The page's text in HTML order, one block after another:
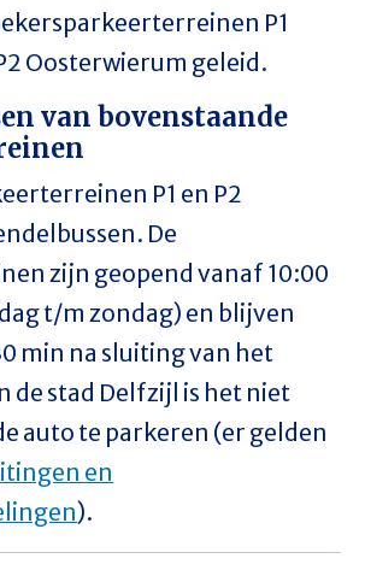
P1
Oosterwierum geleid.
van bovenstaande
P1 en P2
De
zijn geopend vanaf 10:00
t/m zondag) en blijven
min na sluiting van het
de stad Delfzijl is het niet
auto te parkeren (er gelden
en
).